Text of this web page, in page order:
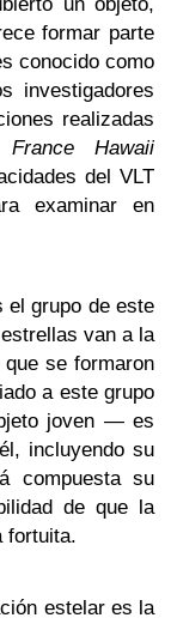
formar parte
conocido como
investigadores
realizadas
France Hawaii
del VLT
examinar en
el grupo de este
van a la
se formaron
a este grupo
joven — es
incluyendo su
compuesta su
de que la
fortuita.
estelar es la